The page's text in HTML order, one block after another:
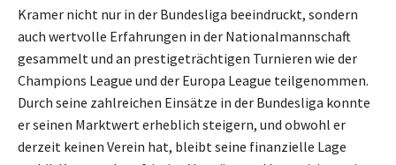
Kramer nicht nur in der Bundesliga beeindruckt, sondern
auch wertvolle Erfahrungen in der Nationalmannschaft
gesammelt und an prestigeträchtigen Turnieren wie der
Champions League und der Europa League teilgenommen.
Durch seine zahlreichen Einsätze in der Bundesliga konnte
er seinen Marktwert erheblich steigern, und obwohl er
derzeit keinen Verein hat, bleibt seine finanzielle Lage